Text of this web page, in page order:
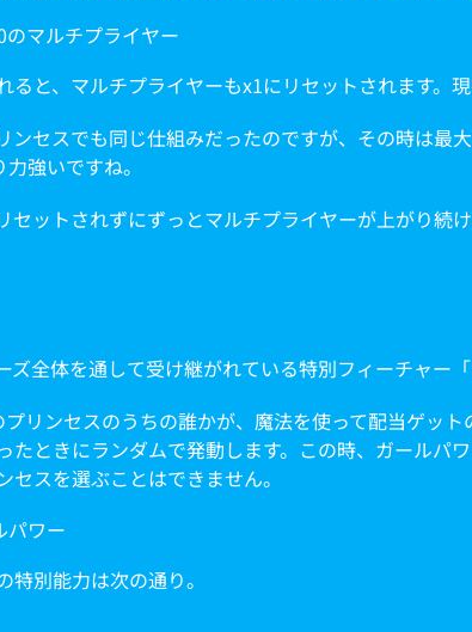
ると、マルチプライヤーもx1にリセットされます。
ンセスでも同じ仕組みだったのですが、その時は
強いですね。
セットされずにずっとマルチプライヤーが上がり続
ズ全体を通して受け継がれている特別フィーチャー
リンセスのうちの誰かが、魔法を使って配当ゲッ
たときにランダムで発動します。この時、ガールパ
スを選ぶことはできません。
別能力は次の通り。